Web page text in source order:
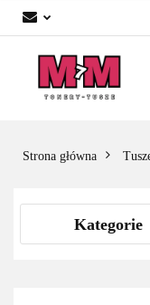
Strona główna
Kategorie